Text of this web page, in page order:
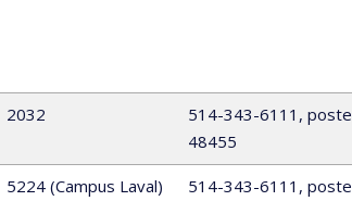
2032
514-343-6111, poste
48455
5224 (Campus Laval)
514-343-6111, poste